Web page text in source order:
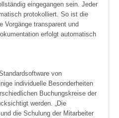
eingegangen sein. Jeder
protokolliert. So ist die
Vorgänge transparent und
erfolgt automatisch
von
individuelle Besonderheiten
Buchungskreise der
werden. „Die
die Schulung der Mitarbeiter